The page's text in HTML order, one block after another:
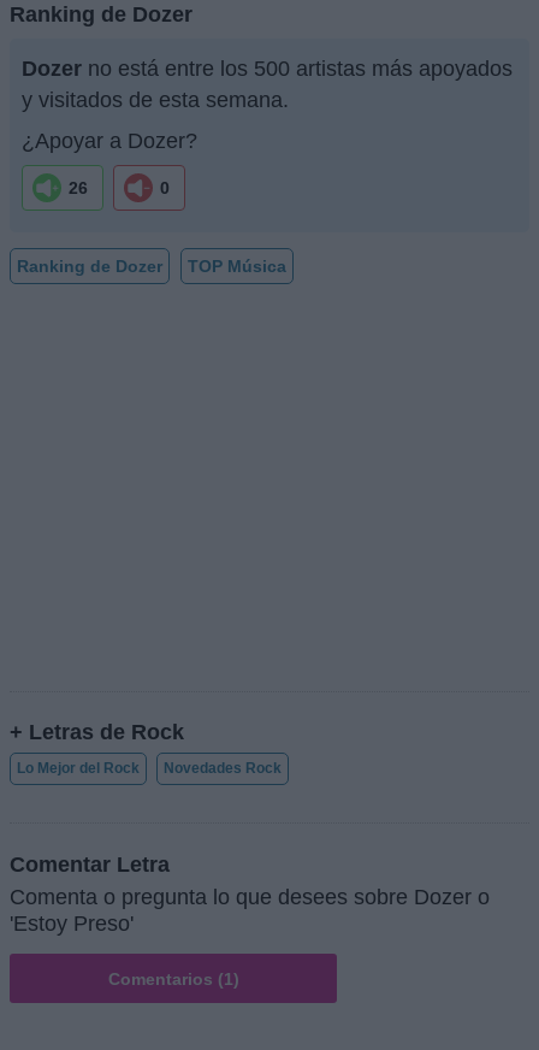
Ranking de Dozer
Dozer no está entre los 500 artistas más apoyados
y visitados de esta semana.
¿Apoyar a Dozer?
26 0
Ranking de Dozer TOP Música
+ Letras de Rock
Lo Mejor del Rock Novedades Rock
Comentar Letra
Comenta o pregunta lo que desees sobre Dozer o
'Estoy Preso'
Comentarios (1)